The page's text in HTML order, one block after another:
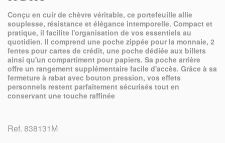
Conçu en cuir de chèvre véritable, ce portefeuille allie
souplesse, résistance et élégance intemporelle. Compact et
pratique, il facilite l'organisation de vos essentiels au
quotidien. Il comprend une poche zippée pour la monnaie, 2
fentes pour cartes de crédit, une poche dédiée aux billets
ainsi qu'un compartiment pour papiers. Sa poche arrière
offre un rangement supplémentaire facile d'accès. Grâce à sa
fermeture à rabat avec bouton pression, vos effets
personnels restent parfaitement sécurisés tout en
conservant une touche raffinée
Ref. 838131M